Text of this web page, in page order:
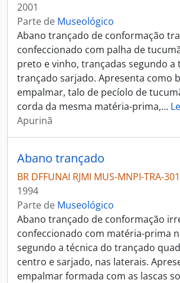
2001
Parte de Museológico
Abano trançado de conformação
confeccionado com palha de
preto e vinho, trançadas segundo a
trançado sarjado. Apresenta como
empalmar, talo de pecíolo de
corda da mesma matéria-prima,…
Apurinã
Abano trançado
BR DFFUNAI RJMI MUS-MNPI-TRA-
1994
Parte de Museológico
Abano trançado de conformação
confeccionado com matéria-prima
segundo a técnica do trançado
centro e sarjado, nas laterais.
empalmar formada com as lascas